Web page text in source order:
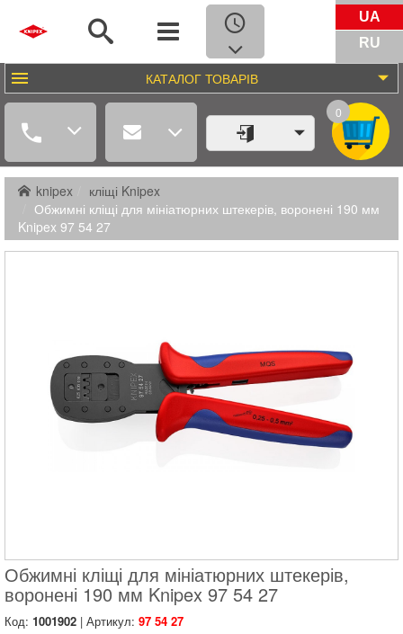
UA
RU
КАТАЛОГ ТОВАРІВ
0
knipex
кліщі Knipex
Обжимні кліщі для мініатюрних штекерів, воронені 190 мм
Knipex 97 54 27
Обжимні кліщі для мініатюрних штекерів,
воронені 190 мм Knipex 97 54 27
Код: 1001902 | Артикул: 97 54 27